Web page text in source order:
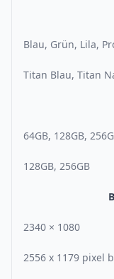
Blau, Grün, Lila,
Titan Blau, Titan
64GB, 128GB,
128GB, 256GB
2340 × 1080
2556 x 1179 pixel